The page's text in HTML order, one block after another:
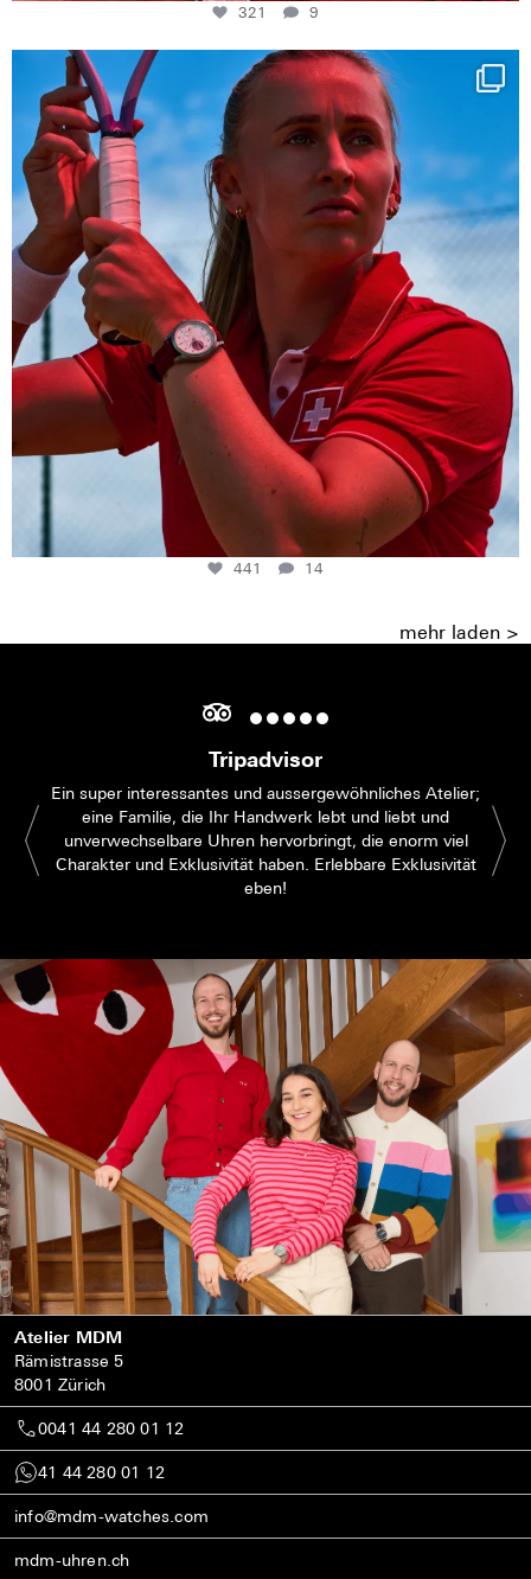
321 9
Determination, elegance and Swiss precision —
441
14
441 14
mehr laden >
Tripadvisor
Ein super interessantes und aussergewöhnliches Atelier;
eine Familie, die Ihr Handwerk lebt und liebt und
unverwechselbare Uhren hervorbringt, die enorm viel
Charakter und Exklusivität haben. Erlebbare Exklusivität
eben!
Atelier MDM
Rämistrasse 5
8001 Zürich
0041 44 280 01 12
41 44 280 01 12
info@mdm-watches.com
mdm-uhren.ch